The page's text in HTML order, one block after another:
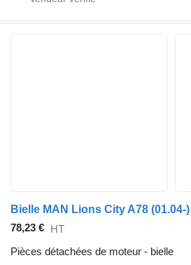
78,23 € HT
Pièces détachées de moteur - bielle